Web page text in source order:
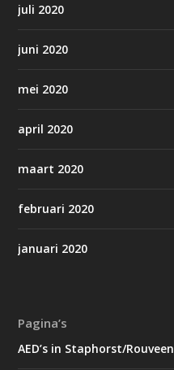
juli 2020
juni 2020
mei 2020
april 2020
maart 2020
februari 2020
januari 2020
Pagina’s
AED’s in Staphorst/Rouveen